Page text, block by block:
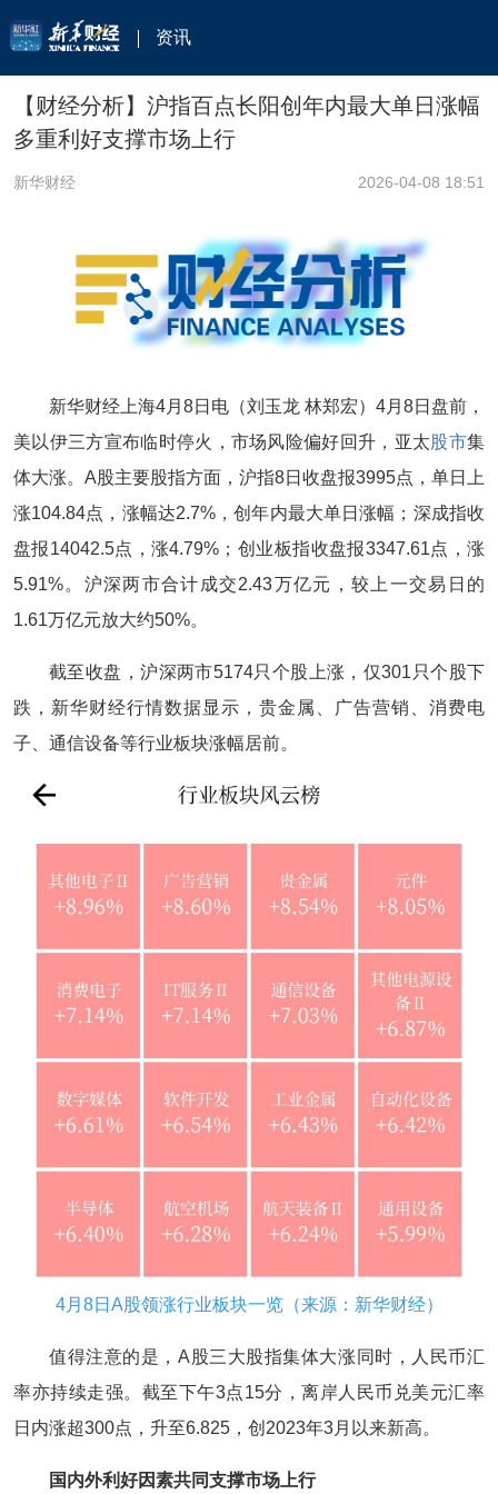
资讯
【财经分析】沪指百点长阳创年内最大单日涨幅
多重利好支撑市场上行
新华财经 2026-04-08 18:51
新华财经上海4月8日电（刘玉龙 林郑宏）4月8日盘前，
美以伊三方宣布临时停火，市场风险偏好回升，亚太 股市集
体大涨。A股主要股指方面，沪指8日收盘报3995点，单日上
涨104.84点，涨幅达2.7%，创年内最大单日涨幅；深成指收
盘报14042.5点，涨4.79%；创业板指收盘报3347.61点，涨
5.91%。沪深两市合计成交2.43万亿元，较上一交易日的
1.61万亿元放大约50%。
截至收盘，沪深两市5174只个股上涨，仅301只个股下
跌，新华财经行情数据显示，贵金属、广告营销、消费电
子、通信设备等行业板块涨幅居前。
4月8日A股领涨行业板块一览（来源：新华财经）
值得注意的是，A股三大股指集体大涨同时，人民币汇
率亦持续走强。截至下午3点15分，离岸人民币兑美元汇率
日内涨超300点，升至6.825，创2023年3月以来新高。
国内外利好因素共同支撑市场上行